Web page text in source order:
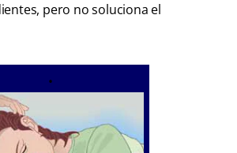
pero no soluciona el
•